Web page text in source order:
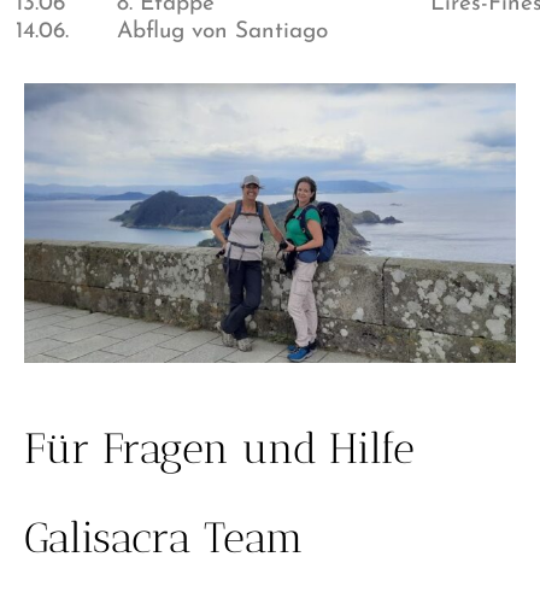
14.06.
Abflug von Santiago
Für Fragen und Hilfe
Galisacra Team